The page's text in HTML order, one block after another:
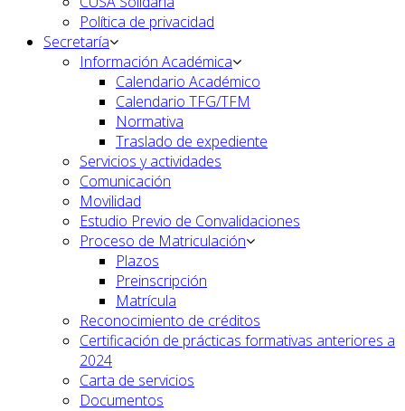
Política de privacidad
Secretaría
Información Académica
Calendario Académico
Calendario TFG/TFM
Normativa
Traslado de expediente
Servicios y actividades
Comunicación
Movilidad
Estudio Previo de Convalidaciones
Proceso de Matriculación
Plazos
Preinscripción
Matrícula
Reconocimiento de créditos
Certificación de prácticas formativas anteriores a
2024
Carta de servicios
Documentos